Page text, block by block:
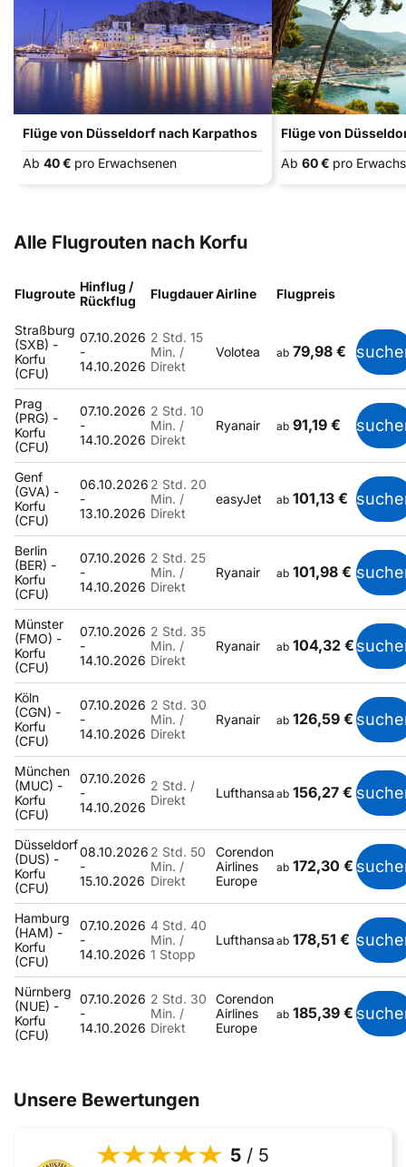
Flüge von Düsseldorf nach Karpathos
Ab 40 € pro Erwachsenen
Flüge von
Ab 60 € pro
Alle Flugrouten nach Korfu
Flugroute Hinflug /
Rückflug
FlugdauerAirline Flugpreis
Straßburg
(SXB) -
Korfu
(CFU)
07.10.2026
-
14.10.2026
2 Std. 15
Min. /
Direkt
Volotea ab 79,98 €
Prag
(PRG) -
Korfu
(CFU)
07.10.2026
-
14.10.2026
2 Std. 10
Min. /
Direkt
Ryanair ab 91,19 €
Genf
(GVA) -
Korfu
(CFU)
06.10.2026
-
13.10.2026
2 Std. 20
Min. /
Direkt
easyJet ab 101,13 €
Berlin
(BER) -
Korfu
(CFU)
07.10.2026
-
14.10.2026
2 Std. 25
Min. /
Direkt
Ryanair ab 101,98 €
Münster
(FMO) -
Korfu
(CFU)
07.10.2026
-
14.10.2026
2 Std. 35
Min. /
Direkt
Ryanair ab 104,32 €
Köln
(CGN) -
Korfu
(CFU)
07.10.2026
-
14.10.2026
2 Std. 30
Min. /
Direkt
Ryanair ab 126,59 €
München
(MUC) -
Korfu
(CFU)
07.10.2026
-
14.10.2026
2 Std. /
Direkt
Lufthansa ab 156,27 €
Düsseldorf
(DUS) -
Korfu
(CFU)
08.10.2026
-
15.10.2026
2 Std. 50
Min. /
Direkt
Corendon
Airlines
Europe
ab 172,30 €
Hamburg
(HAM) -
Korfu
(CFU)
07.10.2026
-
14.10.2026
4 Std. 40
Min. /
1 Stopp
Lufthansa ab 178,51 €
Nürnberg
(NUE) -
Korfu
(CFU)
07.10.2026
-
14.10.2026
2 Std. 30
Min. /
Direkt
Corendon
Airlines
Europe
ab 185,39 €
Unsere Bewertungen
5 / 5